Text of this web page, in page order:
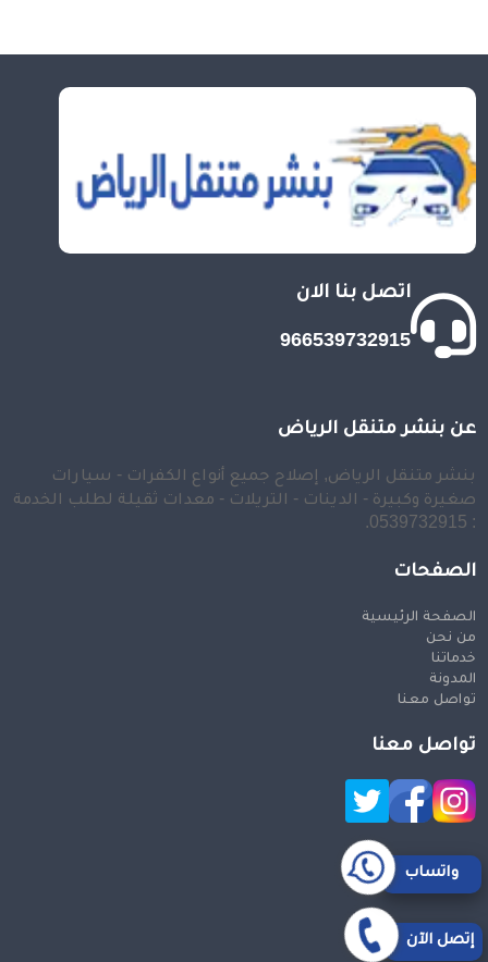
اتصل بنا الان
966539732915
عن بنشر متنقل الرياض
بنشر متنقل الرياض, إصلاح جميع أنواع الكفرات - سيارات
صغيرة وكبيرة - الدينات - التريلات - معدات ثقيلة لطلب الخدمة
: 0539732915.
الصفحات
الصفحة الرئيسية
من نحن
خدماتنا
المدونة
تواصل معنا
تواصل معنا
إتصل الآن
واتساب